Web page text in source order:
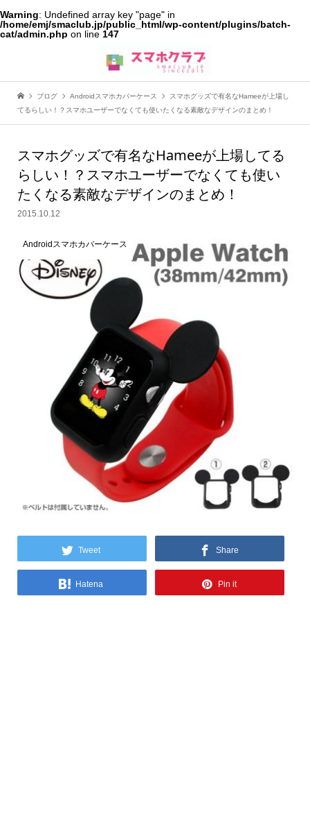
Warning: Undefined array key "page" in
/home/emj/smaclub.jp/public_html/wp-content/plugins/batch-
cat/admin.php on line 147
ブログ Androidスマホカバーケース
スマホグッズで有名なHameeが上場し
てるらしい！？スマホユーザーでなくても使いたくなる素敵なデザインのまとめ！
スマホグッズで有名なHameeが上場してる
らしい！？スマホユーザーでなくても使い
たくなる素敵なデザインのまとめ！
2015.10.12
Androidスマホカバーケース
Tweet Share
Hatena Pin it